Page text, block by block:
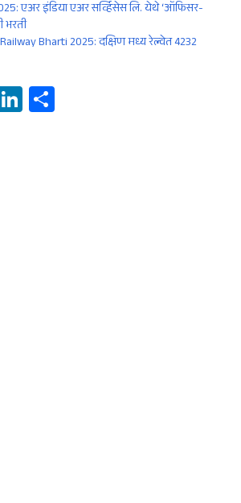
एअर इंडिया एअर सर्व्हिसेस लि. येथे ‘ऑफिसर-
भरती
Bharti 2025: दक्षिण मध्य रेल्वेत 4232
Li
n